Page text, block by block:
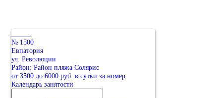
№ 1500
Евпатория
ул. Революции
Район: Район пляжа Солярис
от 3500 до 6000 руб. в сутки за номер
Календарь занятости